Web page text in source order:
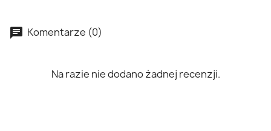
Komentarze (0)
Na razie nie dodano żadnej recenzji.